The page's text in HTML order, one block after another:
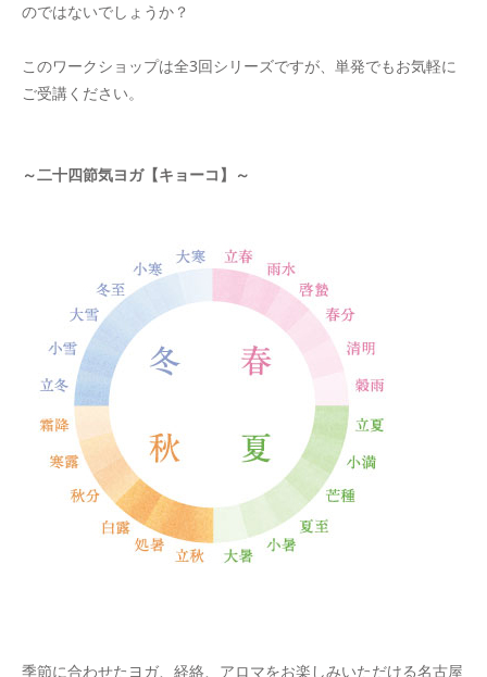
のではないでしょうか？
このワークショップは全3回シリーズですが、単発でもお気軽に
ご受講ください。
～二十四節気ヨガ【キョーコ】～
季節に合わせたヨガ、経絡、アロマをお楽しみいただける名古屋